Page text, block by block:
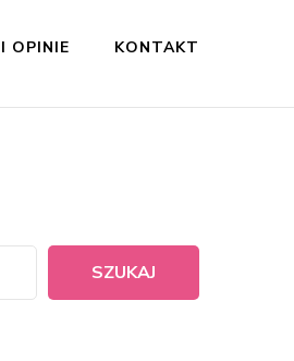
OPINIE KONTAKT
SZUKAJ